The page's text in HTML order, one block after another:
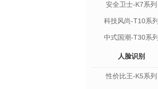
安全卫士-K7系列
科技风尚-T10系列
中式国潮-T30系列
人脸识别
性价比王-K5系列